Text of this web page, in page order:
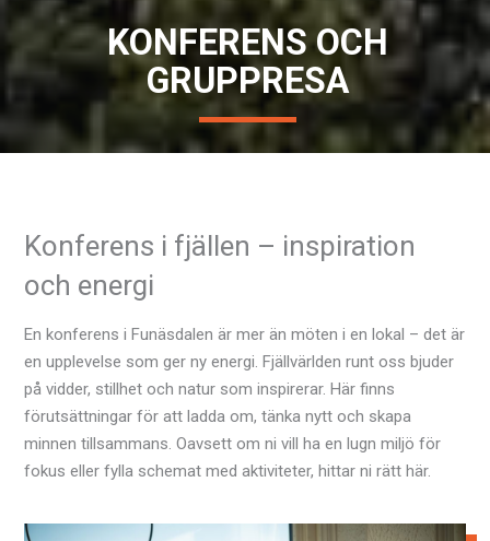
KONFERENS OCH
GRUPPRESA
Konferens i fjällen – inspiration
och energi
En konferens i Funäsdalen är mer än möten i en lokal – det är
en upplevelse som ger ny energi. Fjällvärlden runt oss bjuder
på vidder, stillhet och natur som inspirerar. Här finns
förutsättningar för att ladda om, tänka nytt och skapa
minnen tillsammans. Oavsett om ni vill ha en lugn miljö för
fokus eller fylla schemat med aktiviteter, hittar ni rätt här.